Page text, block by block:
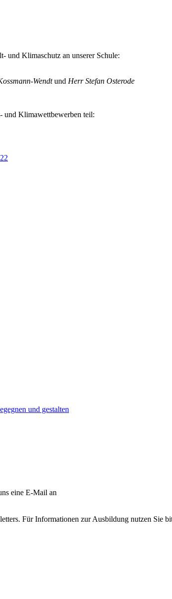
und Klimaschutz an unserer Schule:
Wendtund Herr Stefan Osterode
und Klimawettbewerben teil:
und gestalten
eine E-Mail an
Für Informationen zur Ausbildung nutzen Sie